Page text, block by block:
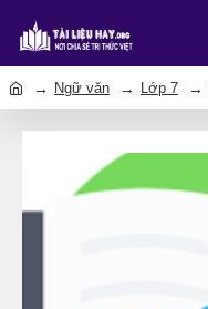
Ngữ văn Lớp 7